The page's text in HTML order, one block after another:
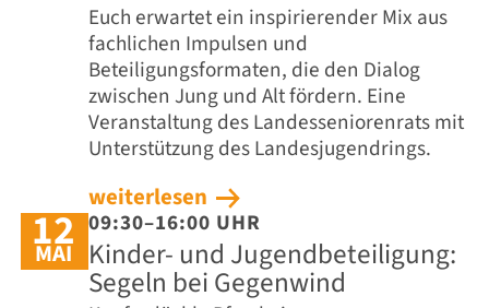
Euch erwartet ein inspirierender Mix aus
fachlichen Impulsen und
Beteiligungsformaten, die den Dialog
zwischen Jung und Alt fördern. Eine
Veranstaltung des Landesseniorenrats mit
Unterstützung des Landesjugendrings.
weiterlesen
12
MAI
09:30–16:00 UHR
Kinder- und Jugendbeteiligung:
Segeln bei Gegenwind